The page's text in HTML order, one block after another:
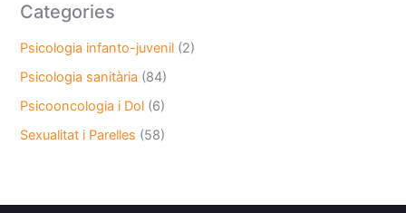
Categories
Psicologia infanto-juvenil (2)
Psicologia sanitària (84)
Psicooncologia i Dol (6)
Sexualitat i Parelles (58)